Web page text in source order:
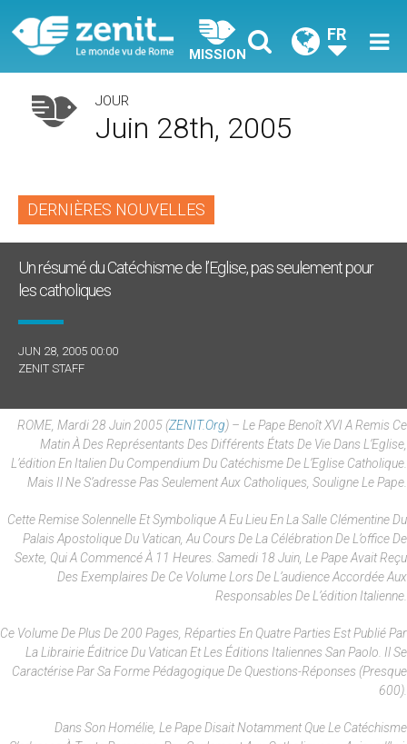
MISSION
FR
JOUR
Juin 28th, 2005
DERNIÈRES NOUVELLES
Un résumé du Catéchisme de l’Eglise, pas seulement pour
les catholiques
JUN 28, 2005 00:00
ZENIT STAFF
ROME, Mardi 28 Juin 2005 (ZENIT.org) – Le Pape Benoît XVI A Remis Ce
Matin À Des Représentants Des Différents États De Vie Dans L’Eglise,
L’édition En Italien Du Compendium Du Catéchisme De L’Eglise Catholique.
Mais Il Ne S’adresse Pas Seulement Aux Catholiques, Souligne Le Pape.
Cette Remise Solennelle Et Symbolique A Eu Lieu En La Salle Clémentine Du
Palais Apostolique Du Vatican, Au Cours De La Célébration De L’office De
Sexte, Qui A Commencé À 11 Heures. Samedi 18 Juin, Le Pape Avait Reçu
Des Exemplaires De Ce Volume Lors De L’audience Accordée Aux
Responsables De L’édition Italienne.
Ce Volume De Plus De 200 Pages, Réparties En Quatre Parties Est Publié Par
La Librairie Éditrice Du Vatican Et Les Éditions Italiennes San Paolo. Il Se
Caractérise Par Sa Forme Pédagogique De Questions-Réponses (presque
600).
Dans Son Homélie, Le Pape Disait Notamment Que Le Catéchisme